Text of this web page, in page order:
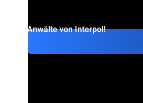
Sie die Anwälte von Interpol!